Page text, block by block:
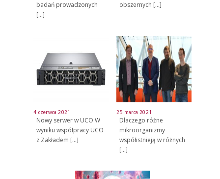
badań prowadzonych
[…]
obszernych […]
4 czerwca 2021
Nowy serwer w UCO W
wyniku współpracy UCO
z Zakładem […]
25 marca 2021
Dlaczego różne
mikroorganizmy
współistnieją w różnych
[…]